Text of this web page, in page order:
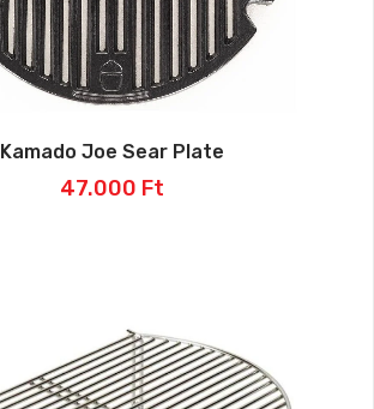
Kamado Joe Sear Plate
47.000 Ft